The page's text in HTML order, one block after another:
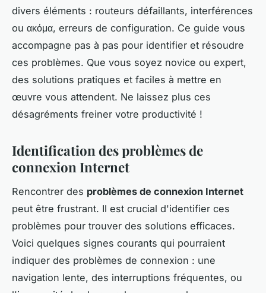
divers éléments : routeurs défaillants, interférences
ou ακόμα, erreurs de configuration. Ce guide vous
accompagne pas à pas pour identifier et résoudre
ces problèmes. Que vous soyez novice ou expert,
des solutions pratiques et faciles à mettre en
œuvre vous attendent. Ne laissez plus ces
désagréments freiner votre productivité !
Identification des problèmes de
connexion Internet
Rencontrer des problèmes de connexion Internet
peut être frustrant. Il est crucial d'identifier ces
problèmes pour trouver des solutions efficaces.
Voici quelques signes courants qui pourraient
indiquer des problèmes de connexion : une
navigation lente, des interruptions fréquentes, ou